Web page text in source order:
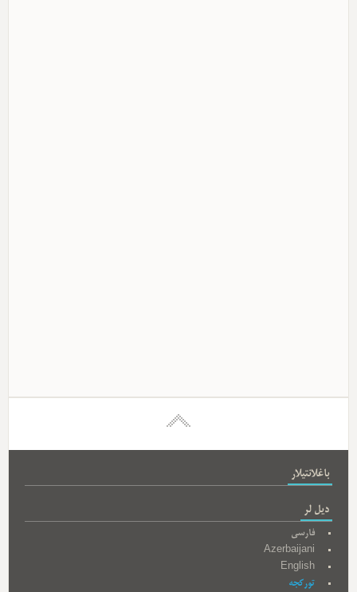
باغلانتیلار
دیل لر
فارسی
Azerbaijani
English
تورکجه